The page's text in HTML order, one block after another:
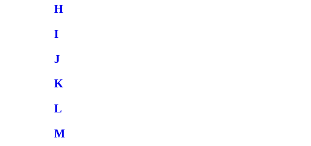
H
I
J
K
L
M